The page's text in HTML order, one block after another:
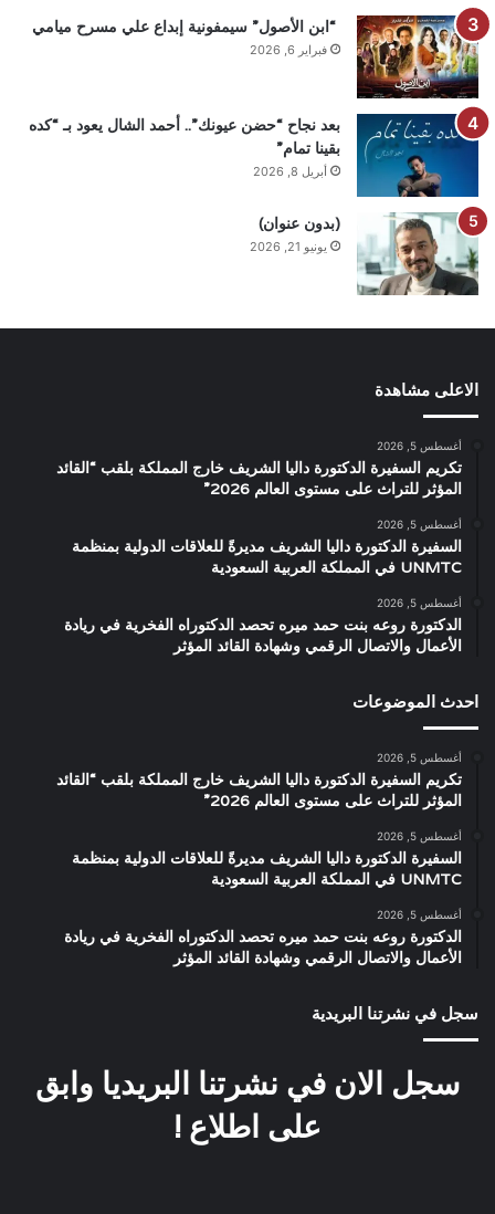
“ابن الأصول” سيمفونية إبداع علي مسرح ميامي
فبراير 6, 2026
بعد نجاح “حضن عيونك”.. أحمد الشال يعود بـ “كده
بقينا تمام”
أبريل 8, 2026
(بدون عنوان)
يونيو 21, 2026
الاعلى مشاهدة
أغسطس 5, 2026
تكريم السفيرة الدكتورة داليا الشريف خارج المملكة بلقب “القائد
المؤثر للتراث على مستوى العالم 2026”
أغسطس 5, 2026
السفيرة الدكتورة داليا الشريف مديرةً للعلاقات الدولية بمنظمة
UNMTC في المملكة العربية السعودية
أغسطس 5, 2026
الدكتورة روعه بنت حمد ميره تحصد الدكتوراه الفخرية في ريادة
الأعمال والاتصال الرقمي وشهادة القائد المؤثر
احدث الموضوعات
أغسطس 5, 2026
تكريم السفيرة الدكتورة داليا الشريف خارج المملكة بلقب “القائد
المؤثر للتراث على مستوى العالم 2026”
أغسطس 5, 2026
السفيرة الدكتورة داليا الشريف مديرةً للعلاقات الدولية بمنظمة
UNMTC في المملكة العربية السعودية
أغسطس 5, 2026
الدكتورة روعه بنت حمد ميره تحصد الدكتوراه الفخرية في ريادة
الأعمال والاتصال الرقمي وشهادة القائد المؤثر
سجل في نشرتنا البريدية
سجل الان في نشرتنا البريديا وابق
على اطلاع !